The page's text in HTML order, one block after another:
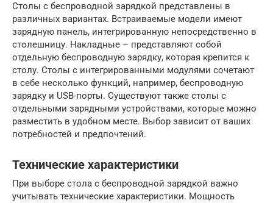
Столы с беспроводной зарядкой представлены в
различных вариантах. Встраиваемые модели имеют
зарядную панель, интегрированную непосредственно в
столешницу. Накладные – представляют собой
отдельную беспроводную зарядку, которая крепится к
столу. Столы с интегрированными модулями сочетают
в себе несколько функций, например, беспроводную
зарядку и USB-порты. Существуют также столы с
отдельными зарядными устройствами, которые можно
разместить в удобном месте. Выбор зависит от ваших
потребностей и предпочтений.
Технические характеристики
При выборе стола с беспроводной зарядкой важно
учитывать технические характеристики. Мощность